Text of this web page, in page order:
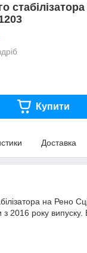
Купити
Доставка
на Рено
2016 року випуску.